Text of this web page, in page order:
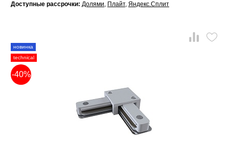
Доступные рассрочки: Долями, Плайт, Яндекс.Сплит
новинка
technical
-40%